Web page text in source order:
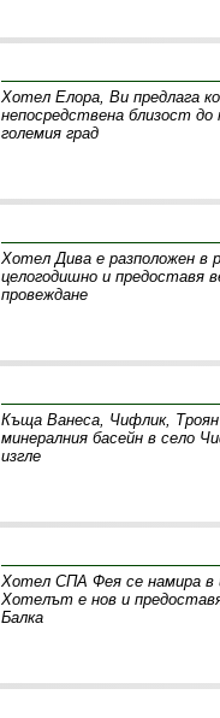
Хотел Елора, Ви предлага
непосредствена близост
големия град
Хотел Дива е разположен в
целогодишно и предоставя
провеждане
Къща Ванеса, Чифлик,
минералния басейн в село
изгле
Хотел СПА Фея се намира в
Хотелът e нов и
Балка